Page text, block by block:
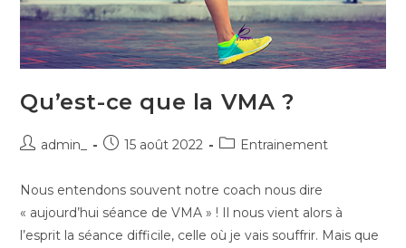
Qu’est-ce que la VMA ?
admin_ 15 août 2022 Entrainement
Nous entendons souvent notre coach nous dire
« aujourd’hui séance de VMA » ! Il nous vient alors à
l’esprit la séance difficile, celle où je vais souffrir. Mais que